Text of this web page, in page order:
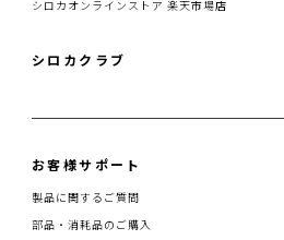
シロカオンラインストア 楽天市場店
シロカクラブ
お客様サポート
製品に関するご質問
部品・消耗品のご購入